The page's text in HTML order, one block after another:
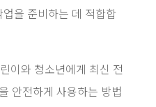
을 준비하는 데 적합합
이와 청소년에게 최신 전
안전하게 사용하는 방법